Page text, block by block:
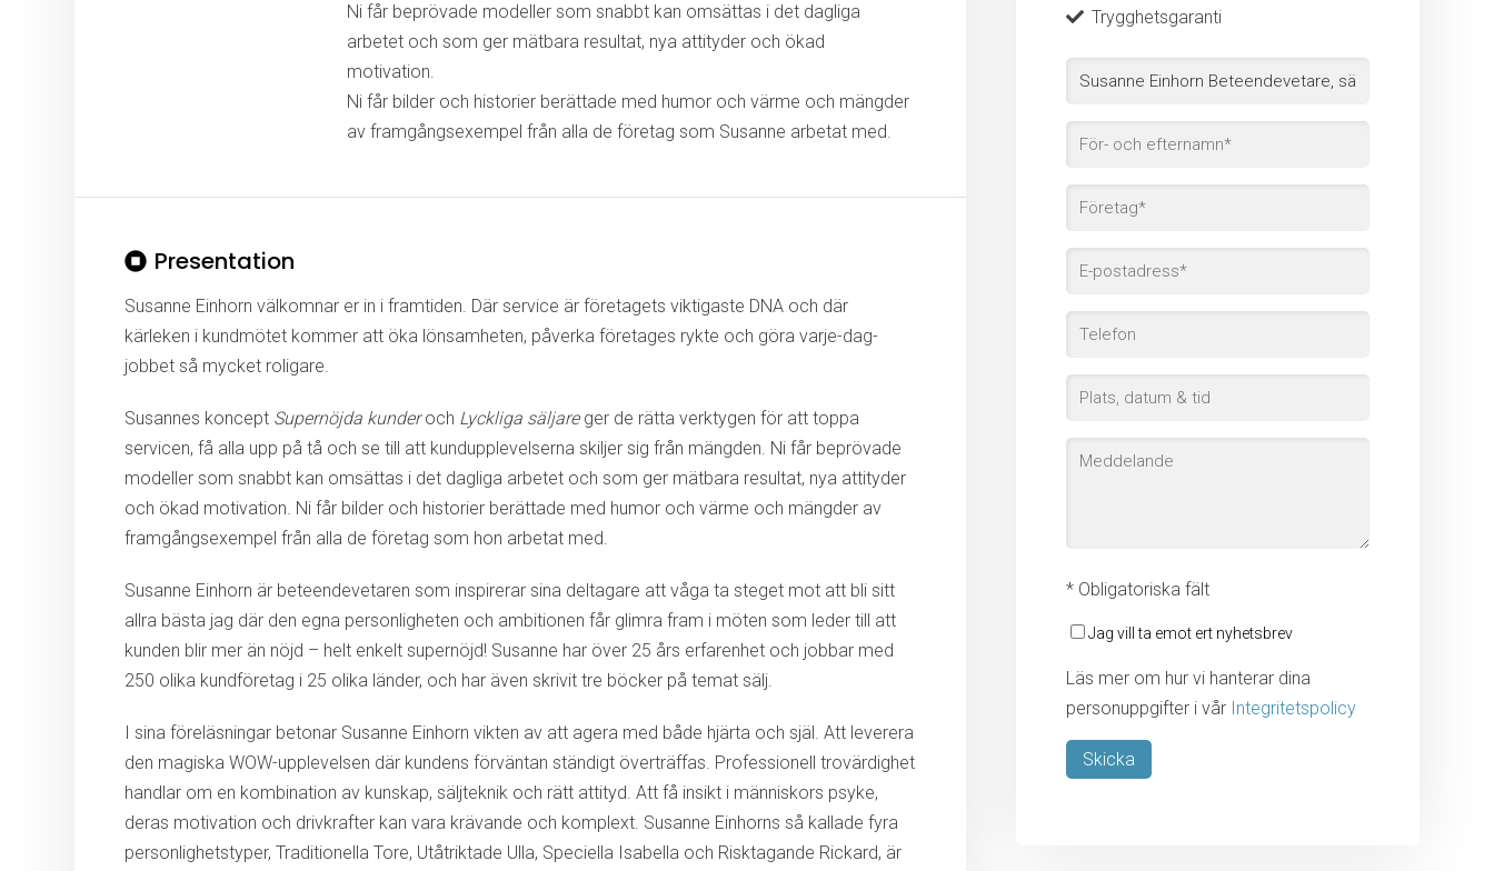
Ni får beprövade modeller som snabbt kan omsättas i det dagliga
arbetet och som ger mätbara resultat, nya attityder och ökad
motivation.
Ni får bilder och historier berättade med humor och värme och mängder
av framgångsexempel från alla de företag som Susanne arbetat med.
Presentation
Susanne Einhorn välkomnar er in i framtiden. Där service är företagets viktigaste DNA och där
kärleken i kundmötet kommer att öka lönsamheten, påverka företages rykte och göra varje-dag-
jobbet så mycket roligare.
Susannes koncept Supernöjda kunderoch Lyckliga säljareger de rätta verktygen för att toppa
servicen, få alla upp på tå och se till att kundupplevelserna skiljer sig från mängden. Ni får beprövade
modeller som snabbt kan omsättas i det dagliga arbetet och som ger mätbara resultat, nya attityder
och ökad motivation. Ni får bilder och historier berättade med humor och värme och mängder av
framgångsexempel från alla de företag som hon arbetat med.
Susanne Einhorn är beteendevetaren som inspirerar sina deltagare att våga ta steget mot att bli sitt
allra bästa jag där den egna personligheten och ambitionen får glimra fram i möten som leder till att
kunden blir mer än nöjd – helt enkelt supernöjd! Susanne har över 25 års erfarenhet och jobbar med
250 olika kundföretag i 25 olika länder, och har även skrivit tre böcker på temat sälj.
I sina föreläsningar betonar Susanne Einhorn vikten av att agera med både hjärta och själ. Att leverera
den magiska WOW-upplevelsen där kundens förväntan ständigt överträffas. Professionell trovärdighet
handlar om en kombination av kunskap, säljteknik och rätt attityd. Att få insikt i människors psyke,
deras motivation och drivkrafter kan vara krävande och komplext. Susanne Einhorns så kallade fyra
personlighetstyper, Traditionella Tore, Utåtriktade Ulla, Speciella Isabella och Risktagande Rickard, är
Trygghetsgaranti
* Obligatoriska fält
Jag vill ta emot ert nyhetsbrev
Läs mer om hur vi hanterar dina
personuppgifter i vår Integritetspolicy